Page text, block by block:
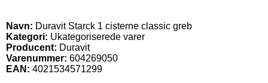
Navn: Duravit Starck 1 cisterne classic greb
Kategori: Ukategoriserede varer
Producent: Duravit
Varenummer: 604269050
EAN: 4021534571299